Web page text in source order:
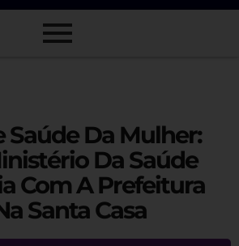
Saúde Da Mulher:
Da Saúde
Com A Prefeitura
Santa Casa